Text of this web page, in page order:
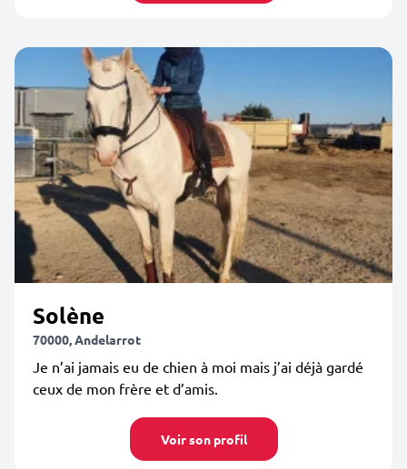
Solène
70000, Andelarrot
Je n’ai jamais eu de chien à moi mais j’ai déjà gardé
ceux de mon frère et d’amis.
Voir son profil